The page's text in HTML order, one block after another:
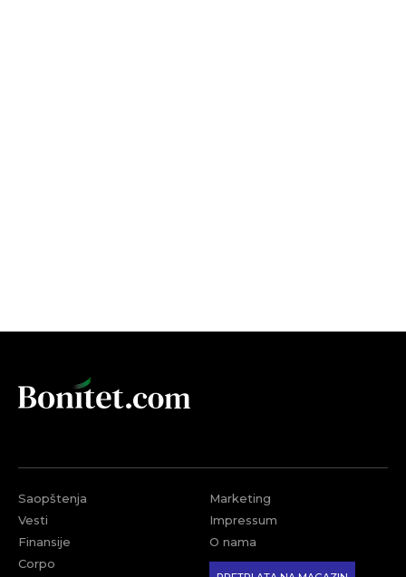
Saopštenja
Vesti
Finansije
Corpo
Marketing
Impressum
O nama